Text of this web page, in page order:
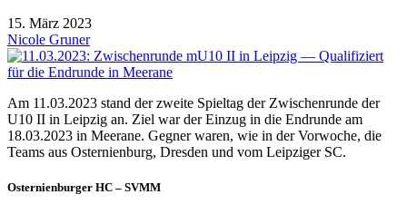
15. März 2023
Nicole Gruner
Am 11.03.2023 stand der zweite Spieltag der Zwischenrunde der
U10 II in Leipzig an. Ziel war der Einzug in die Endrunde am
18.03.2023 in Meerane. Gegner waren, wie in der Vorwoche, die
Teams aus Osternienburg, Dresden und vom Leipziger SC.
Osternienburger HC – SVMM